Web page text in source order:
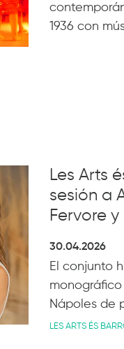
1936 con
Les Arts
sesión a
Fervore
30.04.2026
El conjunto
Nápoles de
LES ARTS ÉS